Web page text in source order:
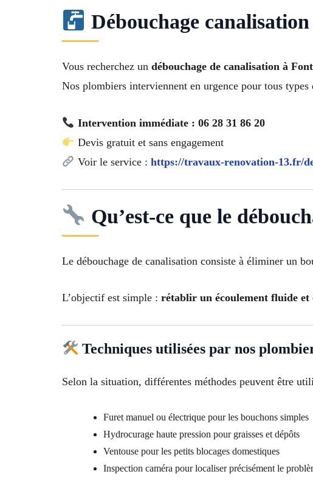
Débouchage
Vous recherchez un débouchage de canalisation à
Nos plombiers interviennent en urgence pour tous
Intervention immédiate : 06 28 31 86 20
Devis gratuit et sans engagement
Voir le service : https://travaux-renovation-13.fr/
Qu’est-ce que le
Le débouchage de canalisation consiste à éliminer un
L’objectif est simple : rétablir un écoulement fluide et
Techniques utilisées par nos
Selon la situation, différentes méthodes peuvent être
Furet manuel ou électrique pour les bouchons simples
Hydrocurage haute pression pour graisses et dépôts
Ventouse pour les petits blocages domestiques
Inspection caméra pour localiser précisément le